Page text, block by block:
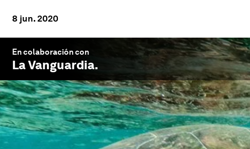
8 jun. 2020
En colaboración con
La Vanguardia.